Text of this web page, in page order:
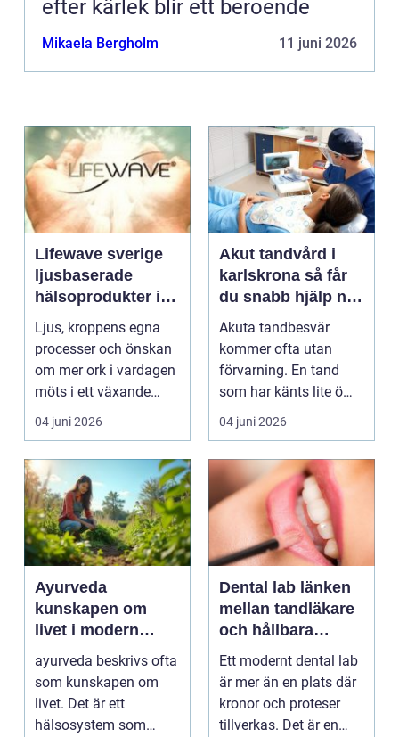
efter kärlek blir ett beroende
Mikaela Bergholm 11 juni 2026
Lifewave sverige
ljusbaserade
hälsoprodukter i
fokus
Ljus, kroppens egna
processer och önskan
om mer ork i vardagen
möts i ett växande
intresse för fotot...
04 juni 2026
Akut tandvård i
karlskrona så får
du snabb hjälp när
tanden krisar
Akuta tandbesvär
kommer ofta utan
förvarning. En tand
som har känts lite öm
kan plötsligt göra så
on...
04 juni 2026
Ayurveda
kunskapen om
livet i modern
vardag
ayurveda beskrivs ofta
som kunskapen om
livet. Det är ett
hälsosystem som
Dental lab länken
mellan tandläkare
och hållbara
leenden
Ett modernt dental lab
är mer än en plats där
kronor och proteser
tillverkas. Det är en